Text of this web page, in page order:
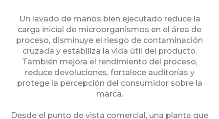
Un lavado de manos bien ejecutado reduce la
carga inicial de microorganismos en el área de
proceso, disminuye el riesgo de contaminación
cruzada y estabiliza la vida útil del producto.
También mejora el rendimiento del proceso,
reduce devoluciones, fortalece auditorías y
protege la percepción del consumidor sobre la
marca.
Desde el punto de vista comercial, una planta que